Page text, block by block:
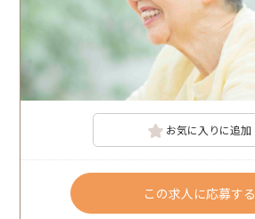
お気に入りに追加
この求人に応募する